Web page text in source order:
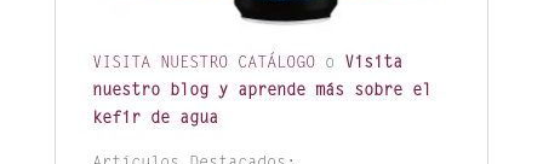
VISITA NUESTRO CATÁLOGOo
Visita
nuestro blog y aprende más sobre el
kefir de agua